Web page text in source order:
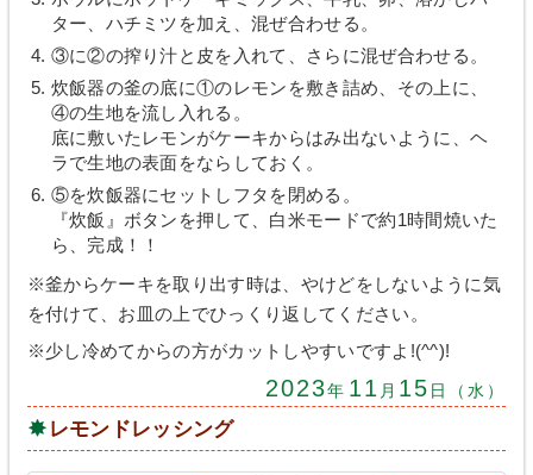
ター、ハチミツを加え、混ぜ合わせる。
③に②の搾り汁と皮を入れて、さらに混ぜ合わせる。
炊飯器の釜の底に①のレモンを敷き詰め、その上に、
④の生地を流し入れる。
底に敷いたレモンがケーキからはみ出ないように、ヘ
ラで生地の表面をならしておく。
⑤を炊飯器にセットしフタを閉める。
『炊飯』ボタンを押して、白米モードで約1時間焼いた
ら、完成！！
※釜からケーキを取り出す時は、やけどをしないように気
を付けて、お皿の上でひっくり返してください。
※少し冷めてからの方がカットしやすいですよ!(^^)!
2023年 11 月 15 日（水）
レモンドレッシング